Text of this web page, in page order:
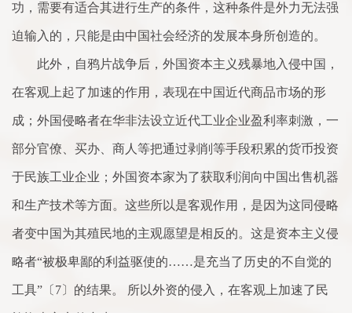
功，需要有适合其进行生产的条件，这种条件是外力无法强
迫输入的，只能是由中国社会经济的发展本身所创造的。
此外，自鸦片战争后，外国资本主义残暴地入侵中国，
在客观上起了加速的作用，表现在中国近代商品市场的形
成；外国侵略者在华非法设立近代工业企业盈利率刺激，一
部分官僚、买办、商人等把通过剥削等手段积累的货币投资
于民族工业企业；外国资本家为了获取利润向中国出售机器
和生产技术等方面。这些所以是客观作用，是因为这同侵略
者变中国为其殖民地的主观愿望是相反的。这是资本主义侵
略者“被极卑鄙的利益驱使的……是充当了历史的不自觉的
工具”〔7〕的结果。 所以外资的侵入，在客观上加速了民